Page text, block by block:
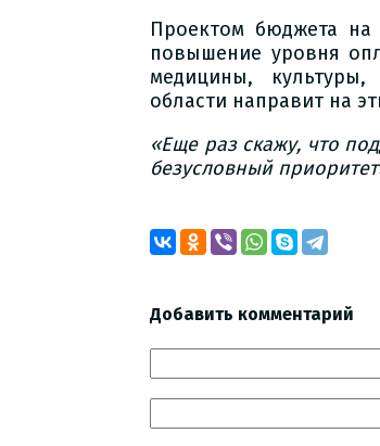
Проектом бюджета на
повышение уровня
медицины,
области направит на
«Еще раз скажу, что
безусловный
Добавить комментарий